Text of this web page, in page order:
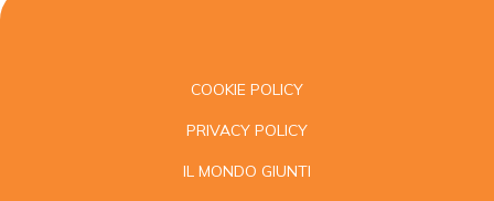
COOKIE POLICY
PRIVACY POLICY
IL MONDO GIUNTI